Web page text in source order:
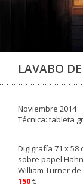
LAVABO
Noviembre 2014
Técnica: tableta
Digigrafía 71 x 58
sobre papel
William Turner de
150€